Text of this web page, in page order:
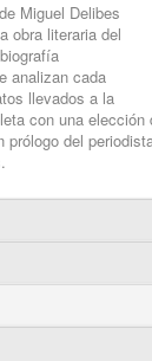
Miguel Delibes
obra literaria del
analizan cada
llevados a la
con una
prólogo del